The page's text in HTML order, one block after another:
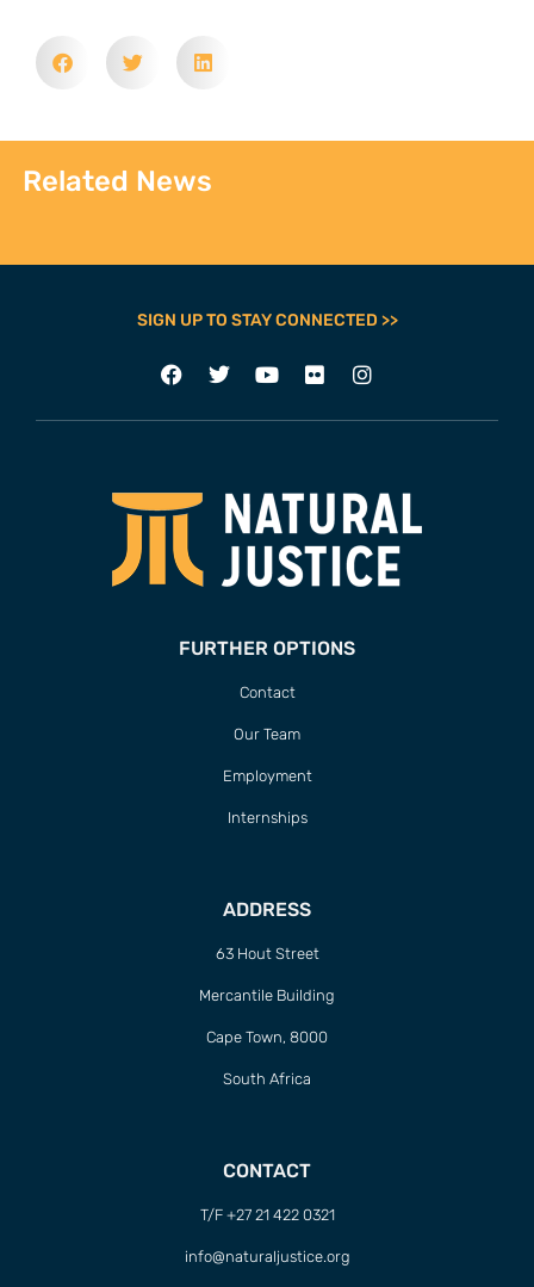
Related News
SIGN UP TO STAY CONNECTED >>
FURTHER OPTIONS
Contact
Our Team
Employment
Internships
ADDRESS
63 Hout Street
Mercantile Building
Cape Town, 8000
South Africa
CONTACT
T/F +27 21 422 0321
info@naturaljustice.org